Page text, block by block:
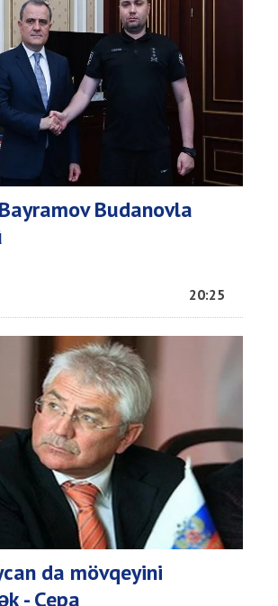
Budanovla
20:25
da mövqeyini
- Çepa